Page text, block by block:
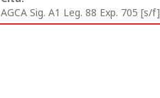
AGCA Sig. A1 Leg. 88 Exp. 705 [s/f]